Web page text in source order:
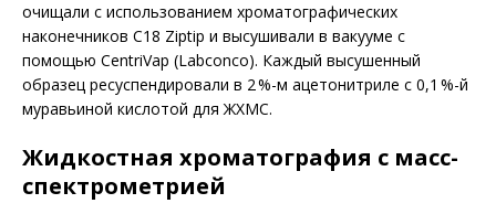
очищали с использованием хроматографических
наконечников C18 Ziptip и высушивали в вакууме с
помощью CentriVap (Labconco). Каждый высушенный
образец ресуспендировали в 2 %-м ацетонитриле с 0,1 %-й
муравьиной кислотой для ЖХМС.
Жидкостная хроматография с масс-
спектрометрией